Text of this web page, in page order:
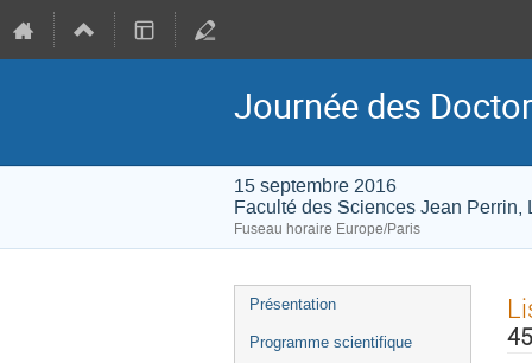
Journée des
15 septembre 2016
Faculté des Sciences Jean Perrin,
Fuseau horaire Europe/Paris
Menu
de
Présentation
Programme scientifique